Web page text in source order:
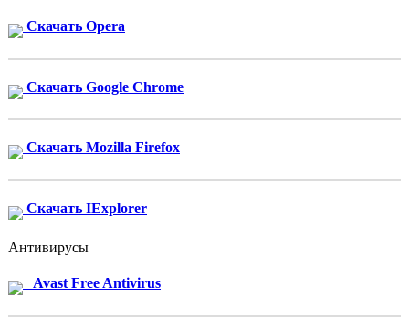
Скачать Opera
Скачать Google Chrome
Скачать Mozilla Firefox
Скачать IExplorer
Антивирусы
Avast Free Antivirus